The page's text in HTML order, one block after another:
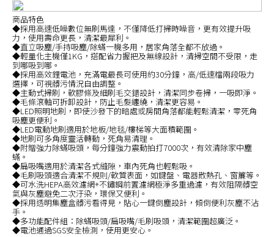
商品特色
◆採用高速低噪數位無刷馬達，不僅降低打掃時噪音，更有效提升吸
力，使用壽命更長，清潔最犀利。
◆直立吸塵/手持吸塵/除蟎一機多用，居家角落全都不放過。
◆輕量化主機僅1KG，搭配省力握把及無線設計，清掃空間不受限，走
到哪吸到哪。
◆採用高效鋰電池，充滿電最長可使用約30分鐘，高/低速檔兩段吸力
選擇，可視髒污情況自由調整。
◆主動式掃刷，軟膠條及細刷毛交錯設計，清潔同步卷掃，一吸即淨。
◆毛條滾軸可拆卸設計，防止毛髮纏繞，清潔更容易。
◆LED照明地刷，即使沙發下的暗處或房間角落都能輕鬆清潔，零死角
吸塵更便利。
◆LED電動地刷適用於地板/地毯/樓梯等大面積範圍。
◆地刷可多角度靈活轉動，死角易清理。
◆附贈強力除蟎吸頭，每分鐘強力震動拍打7000次，有效清除家中塵
蟎。
◆扁吸嘴適用於清潔各式縫隙，車內死角也輕鬆吸。
◆毛刷吸頭適合清潔不規則/軟質表面，如鍵盤、電器散熱孔、窗簾等。
◆可水洗HEPA高效濾網+不鏽鋼前置濾網極淨多重過濾，有效阻隔髒空
氣與灰塵避免二次汙染，環保又便利。
◆採用透明集塵盒髒污看得見，貼心一鍵倒塵設計，傾倒便利灰塵不沾
手。
◆多功能配件組：除蟎吸頭/扁吸嘴/毛刷吸頭，清潔範圍超廣泛。
◆電池通過SGS安全檢測，使用更安心。